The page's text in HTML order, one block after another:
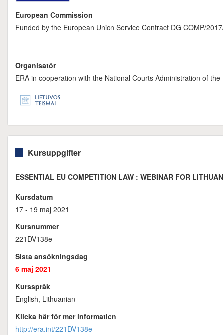
European Commission
Funded by the European Union Service Contract DG COMP/
Organisatör
ERA in cooperation with the National Courts Administration of
Kursuppgifter
ESSENTIAL EU COMPETITION LAW : WEBINAR FOR
Kursdatum
17 - 19 maj 2021
Kursnummer
221DV138e
Sista ansökningsdag
6 maj 2021
Kursspråk
English, Lithuanian
Klicka här för mer information
http://era.int/221DV138e